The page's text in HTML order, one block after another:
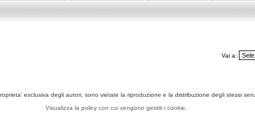
Vai a:
esclusiva degli autori, sono vietate la riproduzione e la distribuzione degli stessi
Visualizza la policy con cui vengono gestiti i cookie.